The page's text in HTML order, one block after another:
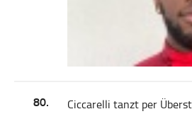
80. Ciccarelli tanzt per